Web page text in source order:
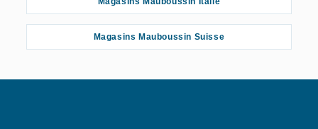
Magasins Mauboussin Angoulême
Magasins Mauboussin Annecy
Magasins Mauboussin Suisse